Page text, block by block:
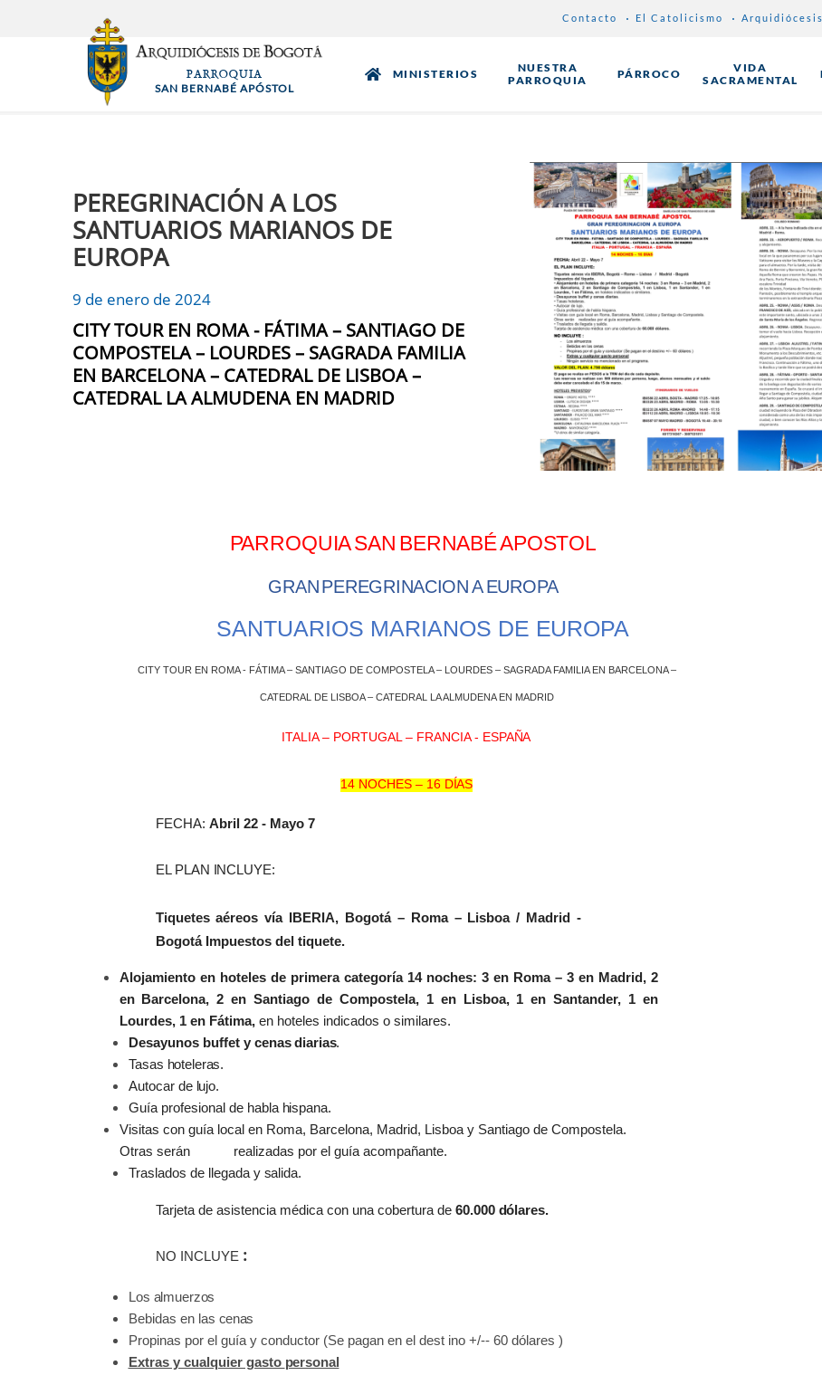
Contacto El Catolicismo
PARROQUIA
SAN BERNABÉ APÓSTOL
MINISTERIOS
NUESTRA
PARROQUIA
PÁRROCO
VIDA
SACRAMENTAL
PEREGRINACIÓN A LOS
SANTUARIOS MARIANOS DE
EUROPA
9 de enero de 2024
CITY TOUR EN ROMA - FÁTIMA – SANTIAGO DE
COMPOSTELA – LOURDES – SAGRADA FAMILIA
EN BARCELONA – CATEDRAL DE LISBOA –
CATEDRAL LA ALMUDENA EN MADRID
PARROQUIASAN BERNABÉAPOSTOL
GRANPEREGRINACIONAEUROPA
SANTUARIOS MARIANOS DE EUROPA
CITY TOUR EN ROMA - FÁTIMA – SANTIAGO DE COMPOSTELA – LOURDES – SAGRADA FAMILIA EN BARCELONA –
CATEDRAL DE LISBOA – CATEDRAL LA ALMUDENA EN MADRID
ITALIA – PORTUGAL – FRANCIA - ESPAÑA
14 NOCHES – 16 DÍAS
FECHA: Abril 22 - Mayo 7
EL PLAN INCLUYE:
Tiquetes aéreos vía IBERIA, Bogotá – Roma – Lisboa / Madrid -
Bogotá Impuestos del tiquete.
Alojamiento en hoteles de primera categoría 14 noches: 3 en Roma – 3 en Madrid, 2
en Barcelona, 2 en Santiago de Compostela, 1 en Lisboa, 1 en Santander, 1 en
Lourdes, 1 en Fátima, en hoteles indicados o similares.
Desayunos buffet y cenasdiarias.
Tasas hoteleras.
Autocar de lujo.
Guía profesional de habla hispana.
Visitas con guía local en Roma, Barcelona, Madrid, Lisboa y Santiago de Compostela.
Otras serán realizadas por el guía acompañante.
Traslados de llegada y salida.
Tarjeta de asistencia médica con una cobertura de 60.000 dólares.
NO INCLUYE :
Los almuerzos
Bebidas en las cenas
Propinas por el guía y conductor (Se pagan en el dest ino +/-- 60 dólares )
Extras y cualquier gasto personal